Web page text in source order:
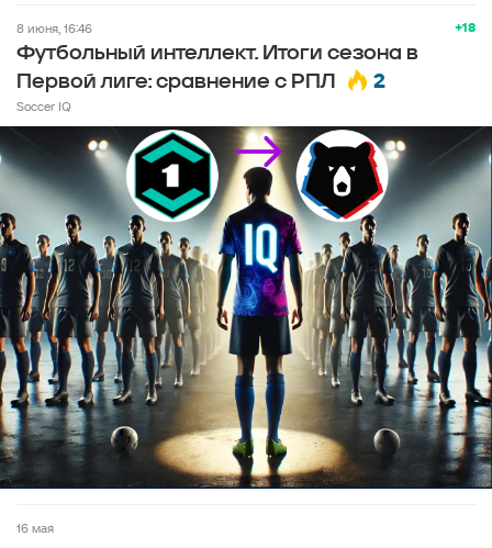
+18
8 июня, 16:46
Футбольный интеллект. Итоги сезона в
Первой лиге: сравнение с РПЛ
2
Soccer IQ
16 мая